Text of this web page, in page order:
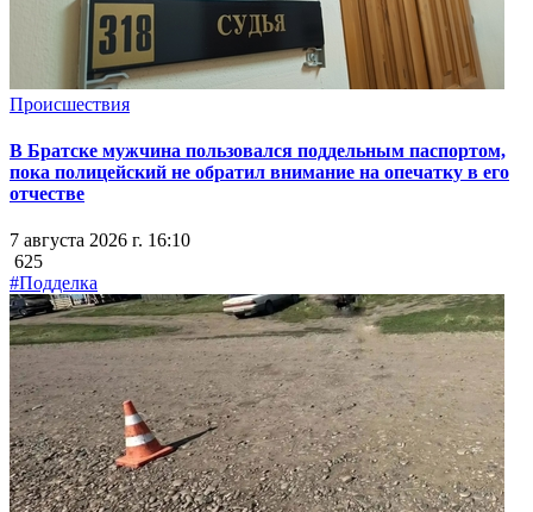
Происшествия
В Братске мужчина пользовался поддельным паспортом,
пока полицейский не обратил внимание на опечатку в его
отчестве
7 августа 2026 г. 16:10
625
#Подделка